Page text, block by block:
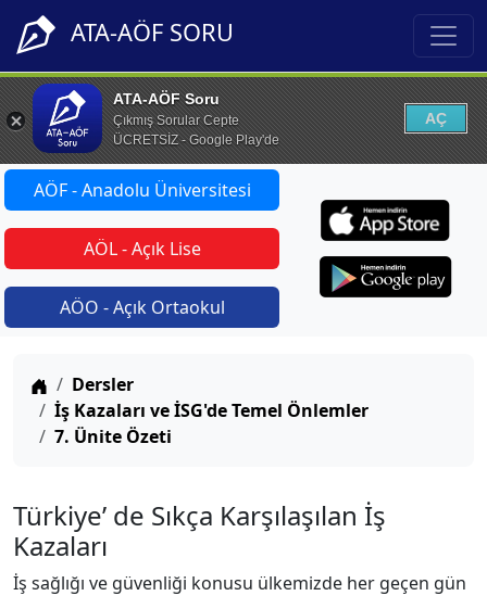
ATA-AÖF SORU
ATA-AÖF Soru
Çıkmış Sorular Cepte
ÜCRETSİZ - Google Play'de
AÇ
AÖF - Anadolu Üniversitesi
AÖL - Açık Lise
AÖO - Açık Ortaokul
Anasayfa
Dersler
İş Kazaları ve İSG'de Temel Önlemler
7. Ünite Özeti
Türkiye’ de Sıkça Karşılaşılan İş
Kazaları
İş sağlığı ve güvenliği konusu ülkemizde her geçen gün